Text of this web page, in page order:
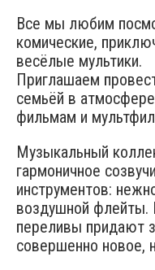
Все мы любим
комические,
весёлые мультики.
Приглашаем
семьёй в
фильмам и
Музыкальный
гармоничное
инструментов:
воздушной
переливы придают
совершенно новое,